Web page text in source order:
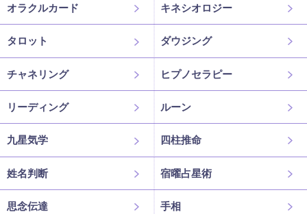
オラクルカード キネシオロジー
タロット ダウジング
チャネリング ヒプノセラピー
リーディング ルーン
九星気学 四柱推命
姓名判断 宿曜占星術
思念伝達 手相